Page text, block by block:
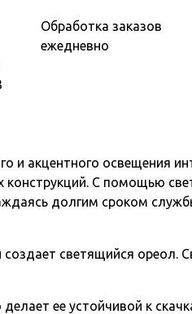
Обработка заказов
ежедневно
и акцентного освещения
конструкций. С помощью
долгим сроком
светящийся ореол.
ее устойчивой к